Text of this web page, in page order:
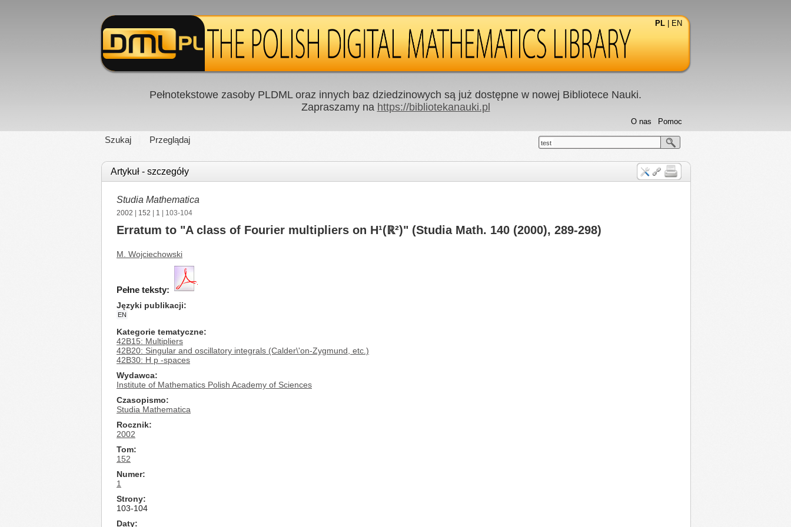
PL EN
Pełnotekstowe zasoby PLDML oraz innych baz dziedzinowych są już dostępne w nowej Bibliotece Nauki.
Zapraszamy na https://bibliotekanauki.pl
Szukaj Przeglądaj
Pomoc
O nas
test
Artykuł - szczegóły
Studia Mathematica
2002 152 1 | 103-104
Erratum to "A class of Fourier multipliers on H¹(ℝ²)" (Studia Math. 140 (2000), 289-298)
M. Wojciechowski
Pełne teksty:
Języki publikacji
EN
Kategorie tematyczne
42B15: Multipliers
42B20: Singular and oscillatory integrals (Calder\'on-Zygmund, etc.)
42B30: H p -spaces
Wydawca
Institute of Mathematics Polish Academy of Sciences
Czasopismo
Studia Mathematica
Rocznik
2002
Tom
152
Numer
1
Strony
103-104
Daty